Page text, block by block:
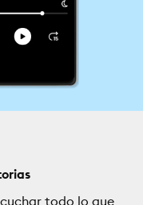
todo lo que